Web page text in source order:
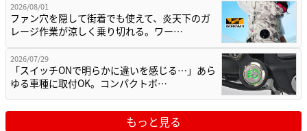
2026/08/01
ファン穴を隠して街着でも使えて、炎天下のガ
レージ作業が涼しく乗り切れる。ワー…
2026/07/29
「スイッチONで明らかに違いを感じる…」あら
ゆる車種に取付OK。コンパクトボ…
もっと見る